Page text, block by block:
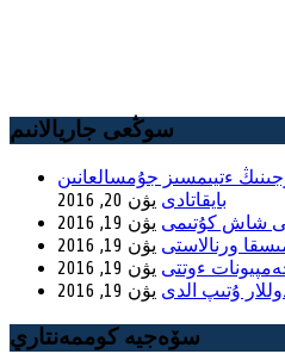
سوڭعى جاريالانىم
ءتيىمسىز جۇمسالعانىن
بايقاتادى يۋن 20, 2016
شاش كۇتىمى يۋن 19, 2016
ورنالاستى يۋن 19, 2016
ءوتتى يۋن 19, 2016
يۋن 19, 2016
سۆەجيە كوممەنتاري